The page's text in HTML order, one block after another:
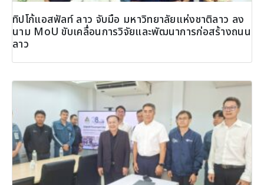
ทิปโก้แอสฟัลท์ ลาว จับมือ มหาวิทยาลัยแห่งชาติลาว ลง
นาม MoU ขับเคลื่อนการวิจัยและพัฒนาการก่อสร้างถนน
ลาว